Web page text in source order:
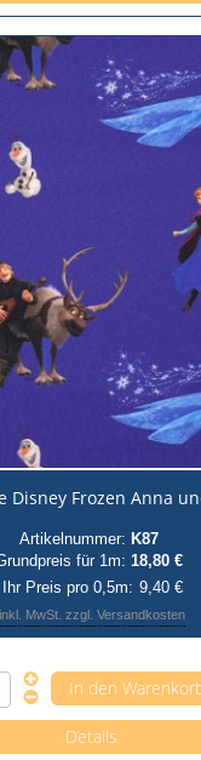
Disney Frozen Anna
Artikelnummer: K87
für 1m: 18,80 €
Ihr Preis pro 0,5m: 9,40 €
inkl. MwSt. zzgl. Versandkosten
Details